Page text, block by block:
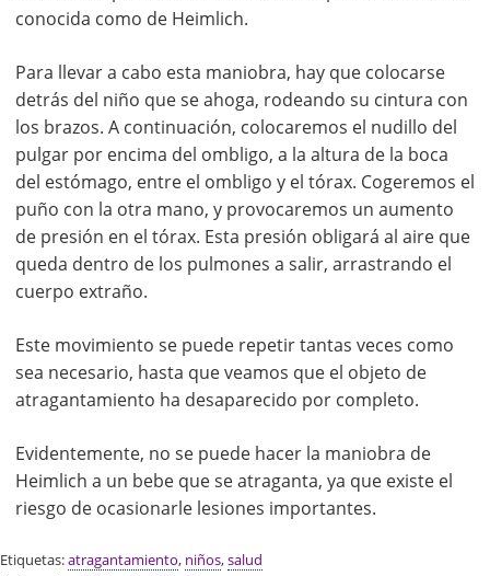
conocida como de Heimlich.
Para llevar a cabo esta maniobra, hay que colocarse
detrás del niño que se ahoga, rodeando su cintura con
los brazos. A continuación, colocaremos el nudillo del
pulgar por encima del ombligo, a la altura de la boca
del estómago, entre el ombligo y el tórax. Cogeremos el
puño con la otra mano, y provocaremos un aumento
de presión en el tórax. Esta presión obligará al aire que
queda dentro de los pulmones a salir, arrastrando el
cuerpo extraño.
Este movimiento se puede repetir tantas veces como
sea necesario, hasta que veamos que el objeto de
atragantamiento ha desaparecido por completo.
Evidentemente, no se puede hacer la maniobra de
Heimlich a un bebe que se atraganta, ya que existe el
riesgo de ocasionarle lesiones importantes.
Etiquetas:atragantamiento, niños,salud